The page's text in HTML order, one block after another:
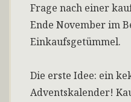
Frage nach einer
Ende November im
Einkaufsgetümmel.
Die erste Idee: ein
Adventskalender!